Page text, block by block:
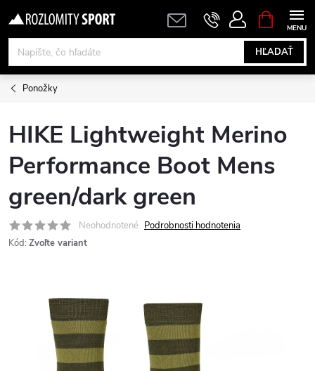
na
obsah
HĽADAŤ
KOŠÍK
Ponožky
HIKE Lightweight Merino
Performance Boot Mens
green/dark green
Neohodnotené Podrobnosti hodnotenia
Kód: Zvoľte variant